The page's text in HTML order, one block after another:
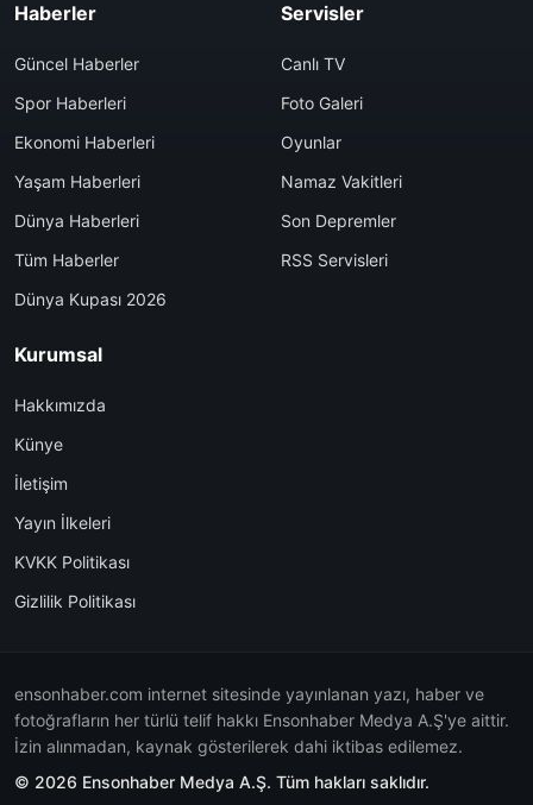
Haberler
Güncel Haberler
Spor Haberleri
Ekonomi Haberleri
Yaşam Haberleri
Dünya Haberleri
Tüm Haberler
Dünya Kupası 2026
Servisler
Canlı TV
Foto Galeri
Oyunlar
Namaz Vakitleri
Son Depremler
RSS Servisleri
Kurumsal
Hakkımızda
Künye
İletişim
Yayın İlkeleri
KVKK Politikası
Gizlilik Politikası
ensonhaber.com internet sitesinde yayınlanan yazı, haber ve
fotoğrafların her türlü telif hakkı Ensonhaber Medya A.Ş'ye aittir.
İzin alınmadan, kaynak gösterilerek dahi iktibas edilemez.
© 2026 Ensonhaber Medya A.Ş. Tüm hakları saklıdır.